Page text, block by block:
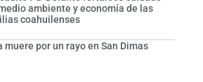
ambiente y economía de las
coahuilenses
muere por un rayo en San Dimas